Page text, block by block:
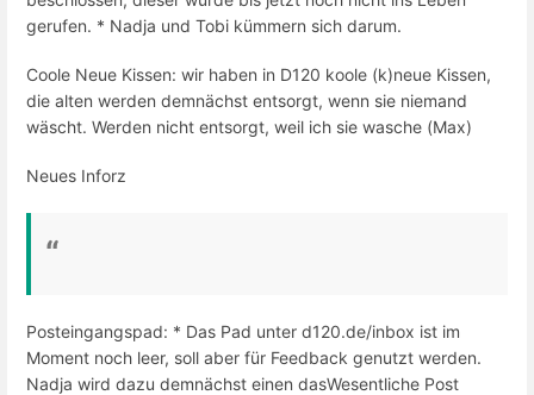
gerufen. * Nadja und Tobi kümmern sich darum.
Coole Neue Kissen: wir haben in D120 koole (k)neue Kissen,
die alten werden demnächst entsorgt, wenn sie niemand
wäscht. Werden nicht entsorgt, weil ich sie wasche (Max)
Neues Inforz
Posteingangspad: * Das Pad unter d120.de/inbox ist im
Moment noch leer, soll aber für Feedback genutzt werden.
Nadja wird dazu demnächst einen dasWesentliche Post